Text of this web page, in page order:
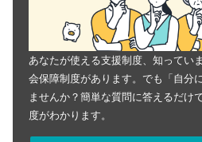
あなたが使える支援制度、知ってい
会保障制度があります。でも「自分
ませんか？簡単な質問に答えるだけ
度がわかります。